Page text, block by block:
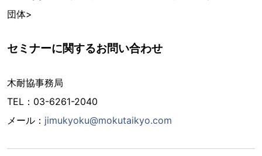
団体>
セミナーに関するお問い合わせ
木耐協事務局
TEL：03-6261-2040
メール： jimukyoku@mokutaikyo.com